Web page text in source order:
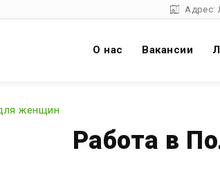
Адрес:
О нас Вакансии
женщин
Работа в